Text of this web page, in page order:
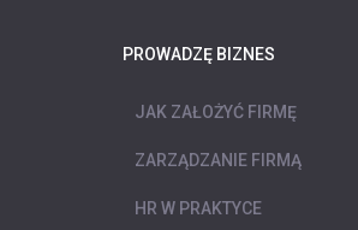
PROWADZĘ BIZNES
JAK ZAŁOŻYĆ FIRMĘ
ZARZĄDZANIE FIRMĄ
HR W PRAKTYCE